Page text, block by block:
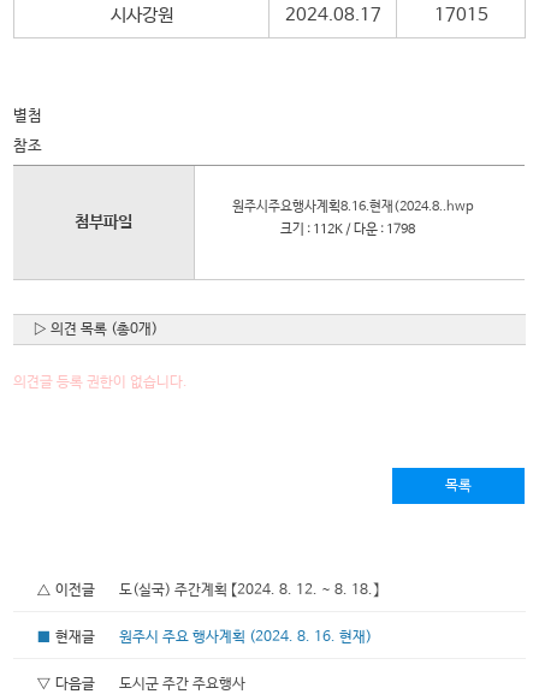
시사강원 2024.08.17 17015
별첨
참조
첨부파일
원주시주요행사계획8.16.현재(2024.8..hwp
크기 : 112K / 다운 : 1798
▷ 의견 목록 (총0개)
의견글 등록 권한이 없습니다.
목록
△ 이전글도(실국) 주간계획 【2024. 8. 12. ~ 8. 18.】
현재글원주시 주요 행사계획 (2024. 8. 16. 현재)
▽ 다음글도시군 주간 주요행사